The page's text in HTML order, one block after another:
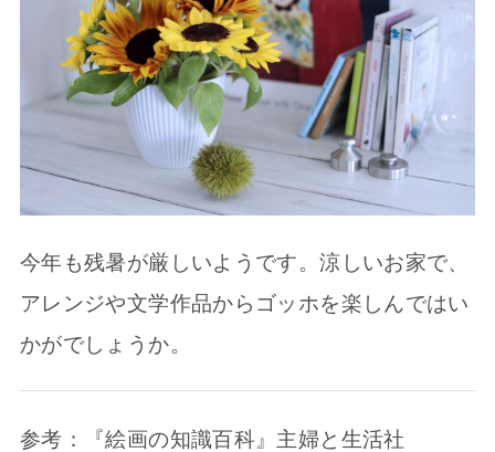
今年も残暑が厳しいようです。涼しいお家で、
アレンジや文学作品からゴッホを楽しんではい
かがでしょうか。
参考：『絵画の知識百科』主婦と生活社